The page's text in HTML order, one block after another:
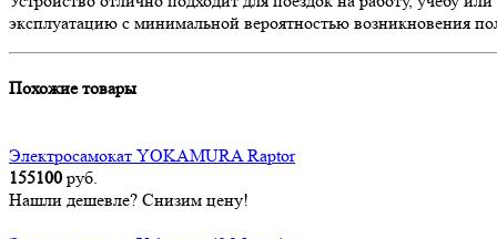
эксплуатацию с минимальной вероятностью возникновения
Похожие товары
Электросамокат YOKAMURA Raptor
155100 руб.
Нашли дешевле? Снизим цену!